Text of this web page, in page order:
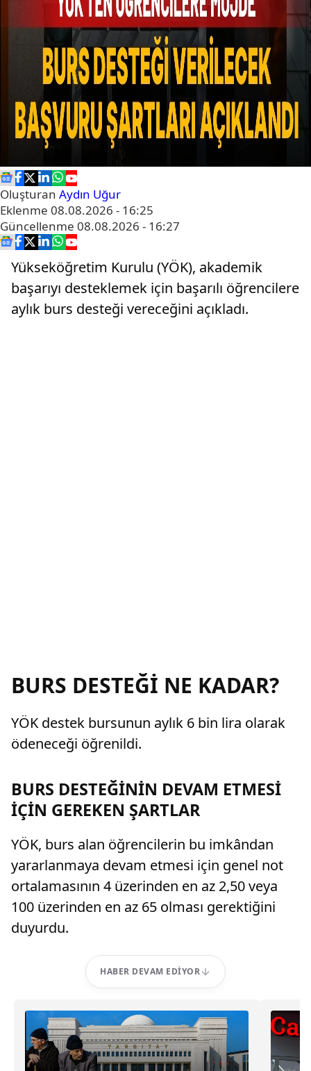
Oluşturan Aydın Uğur
Eklenme 08.08.2026 - 16:25
Güncellenme 08.08.2026 - 16:27
Yükseköğretim Kurulu (YÖK), akademik
başarıyı desteklemek için başarılı öğrencilere
aylık burs desteği vereceğini açıkladı.
BURS DESTEĞİ NE KADAR?
YÖK destek bursunun aylık 6 bin lira olarak
ödeneceği öğrenildi.
BURS DESTEĞİNİN DEVAM ETMESİ
İÇİN GEREKEN ŞARTLAR
YÖK, burs alan öğrencilerin bu imkândan
yararlanmaya devam etmesi için genel not
ortalamasının 4 üzerinden en az 2,50 veya
100 üzerinden en az 65 olması gerektiğini
duyurdu.
HABER DEVAM EDIYOR